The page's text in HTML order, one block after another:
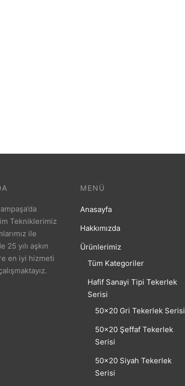
MENÜ
Anasayfa
Hakkımızda
Ürünlerimiz
Tüm Kategoriler
Hafif Sanayi Tipi Tekerlek
Serisi
50×20 Gri Tekerlek Serisi
50×20 Şeffaf Tekerlek
Serisi
50×20 Siyah Tekerlek
Serisi
Tekniklerimiz
ile
25 yılı aşkın
en iyi hizmeti